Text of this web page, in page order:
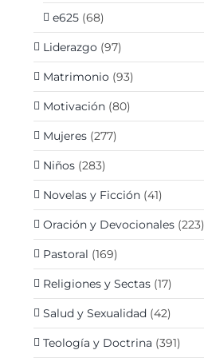
e625 (68)
Liderazgo (97)
Matrimonio (93)
Motivación (80)
Mujeres (277)
Niños (283)
Novelas y Ficción (41)
Oración y Devocionales (223)
Pastoral (169)
Religiones y Sectas (17)
Salud y Sexualidad (42)
Teología y Doctrina (391)